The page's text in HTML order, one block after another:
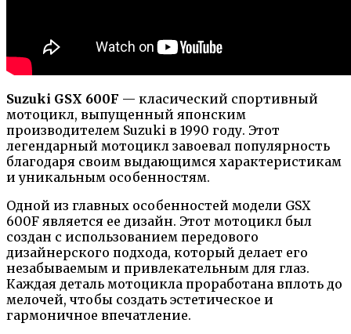
Suzuki GSX 600F — класический спортивный
мотоцикл, выпущенный японским
производителем Suzuki в 1990 году. Этот
легендарный мотоцикл завоевал популярность
благодаря своим выдающимся характеристикам
и уникальным особенностям.
Одной из главных особенностей модели GSX
600F является ее дизайн. Этот мотоцикл был
создан с использованием передового
дизайнерского подхода, который делает его
незабываемым и привлекательным для глаз.
Каждая деталь мотоцикла проработана вплоть до
мелочей, чтобы создать эстетическое и
гармоничное впечатление.